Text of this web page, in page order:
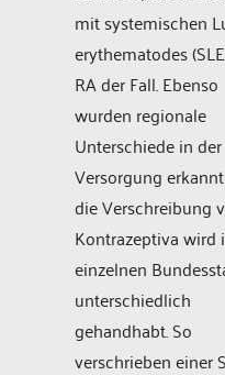
mit systemischen
erythematodes
RA der Fall. Ebenso
wurden regionale
Unterschiede in der
Versorgung
die Verschreibung
Kontrazeptiva wird
einzelnen
unterschiedlich
gehandhabt. So
verschrieben einer